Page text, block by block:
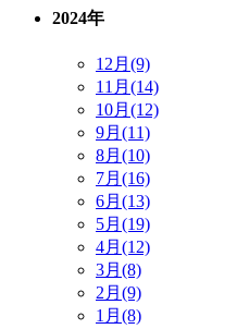
2024年
12月(9)
11月(14)
10月(12)
9月(11)
8月(10)
7月(16)
6月(13)
5月(19)
4月(12)
3月(8)
2月(9)
1月(8)